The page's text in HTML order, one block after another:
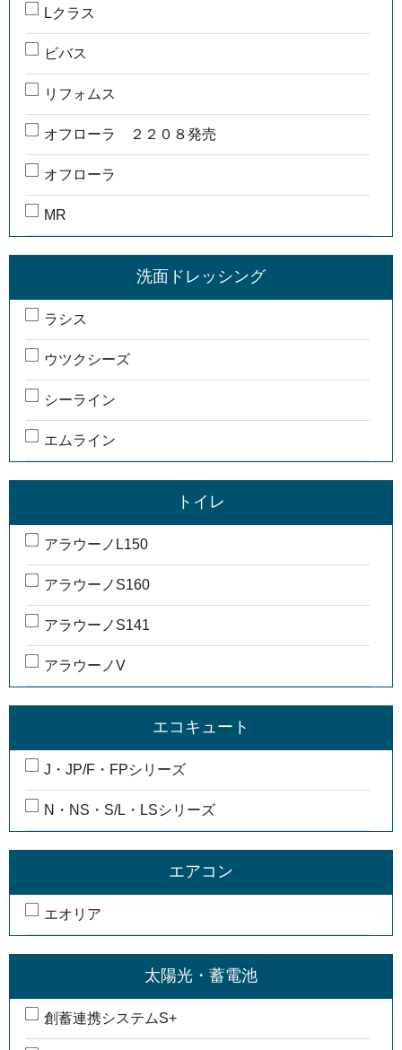
Lクラス
ビバス
リフォムス
オフローラ ２２０８発売
オフローラ
MR
洗面ドレッシング
ラシス
ウツクシーズ
シーライン
エムライン
トイレ
アラウーノL150
アラウーノS160
アラウーノS141
アラウーノV
エコキュート
J・JP/F・FPシリーズ
N・NS・S/L・LSシリーズ
エアコン
エオリア
太陽光・蓄電池
創蓄連携システムS+